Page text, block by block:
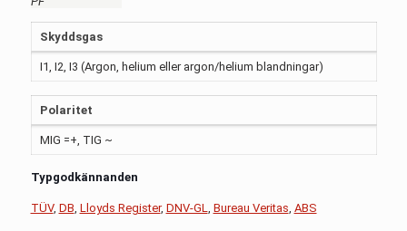
Skyddsgas
I1, I2, I3 (Argon, helium eller argon/helium blandningar)
Polaritet
MIG =+, TIG ~
Typgodkännanden
TÜV, DB, Lloyds Register, DNV-GL, Bureau Veritas, ABS